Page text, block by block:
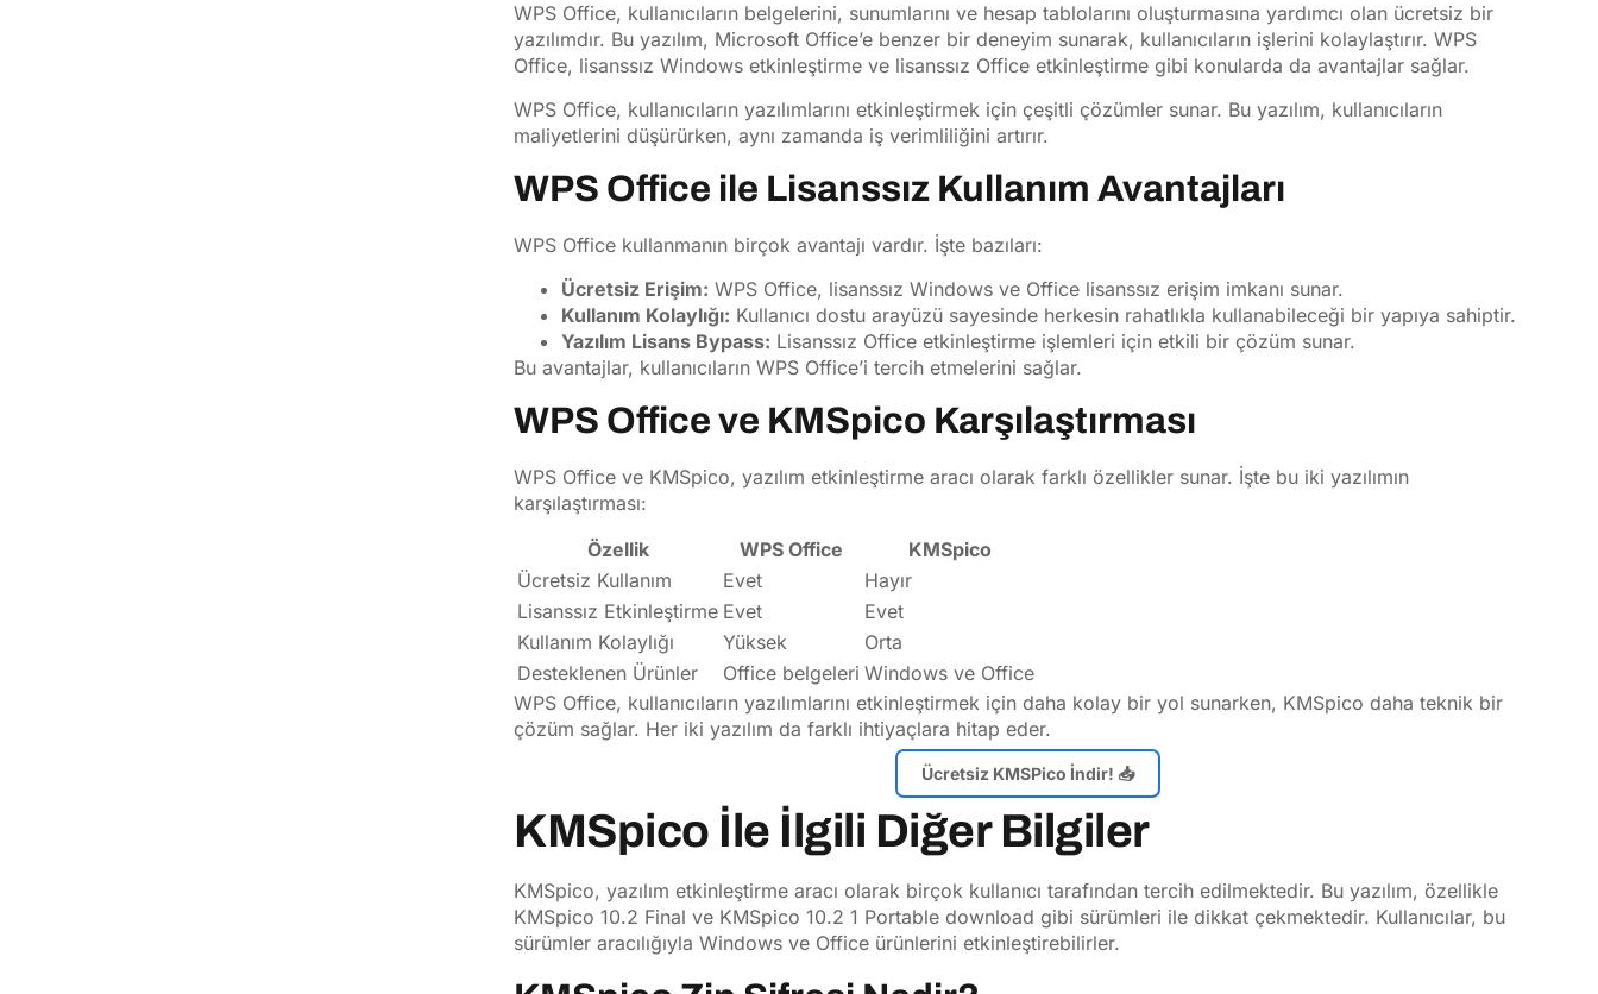
WPS Office, kullanıcıların belgelerini, sunumlarını ve hesap tablolarını oluşturmasına yardımcı olan ücretsiz bir
yazılımdır. Bu yazılım, Microsoft Office’e benzer bir deneyim sunarak, kullanıcıların işlerini kolaylaştırır. WPS
Office, lisanssız Windows etkinleştirme ve lisanssız Office etkinleştirme gibi konularda da avantajlar sağlar.
WPS Office, kullanıcıların yazılımlarını etkinleştirmek için çeşitli çözümler sunar. Bu yazılım, kullanıcıların
maliyetlerini düşürürken, aynı zamanda iş verimliliğini artırır.
WPS Office ile Lisanssız Kullanım Avantajları
WPS Office kullanmanın birçok avantajı vardır. İşte bazıları:
Ücretsiz Erişim: WPS Office, lisanssız Windows ve Office lisanssız erişim imkanı sunar.
Kullanım Kolaylığı: Kullanıcı dostu arayüzü sayesinde herkesin rahatlıkla kullanabileceği bir yapıya sahiptir.
Yazılım Lisans Bypass: Lisanssız Office etkinleştirme işlemleri için etkili bir çözüm sunar.
Bu avantajlar, kullanıcıların WPS Office’i tercih etmelerini sağlar.
WPS Office ve KMSpico Karşılaştırması
WPS Office ve KMSpico, yazılım etkinleştirme aracı olarak farklı özellikler sunar. İşte bu iki yazılımın
karşılaştırması:
Özellik
WPS Office
KMSpico
Ücretsiz Kullanım
Evet
Hayır
Lisanssız Etkinleştirme Evet
Evet
Kullanım Kolaylığı
Yüksek
Orta
Desteklenen Ürünler
Office belgeleri Windows ve Office
WPS Office, kullanıcıların yazılımlarını etkinleştirmek için daha kolay bir yol sunarken, KMSpico daha teknik bir
çözüm sağlar. Her iki yazılım da farklı ihtiyaçlara hitap eder.
Ücretsiz KMSPico İndir! 📥
KMSpico İle İlgili Diğer Bilgiler
KMSpico, yazılım etkinleştirme aracı olarak birçok kullanıcı tarafından tercih edilmektedir. Bu yazılım, özellikle
KMSpico 10.2 Final ve KMSpico 10.2 1 Portable download gibi sürümleri ile dikkat çekmektedir. Kullanıcılar, bu
sürümler aracılığıyla Windows ve Office ürünlerini etkinleştirebilirler.